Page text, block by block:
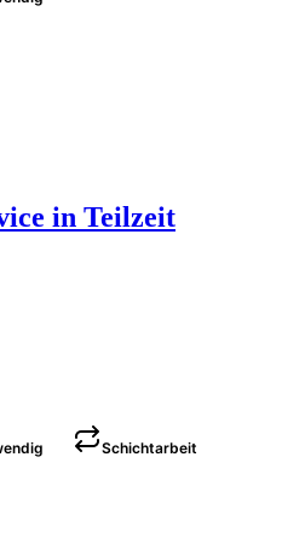
in Teilzeit
Schichtarbeit